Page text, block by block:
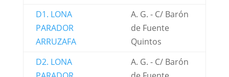
D1. LONA
PARADOR
ARRUZAFA
A. G. - C/ Barón
de Fuente
Quintos
D2. LONA
A. G. - C/ Barón